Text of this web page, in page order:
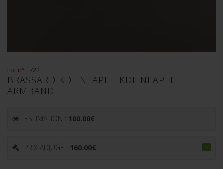
Lot n° : 722
BRASSARD KDF NEAPEL. KDF NEAPEL
ARMBAND.
ESTIMATION : 100.00€
PRIX ADJUGÉ : 160.00€